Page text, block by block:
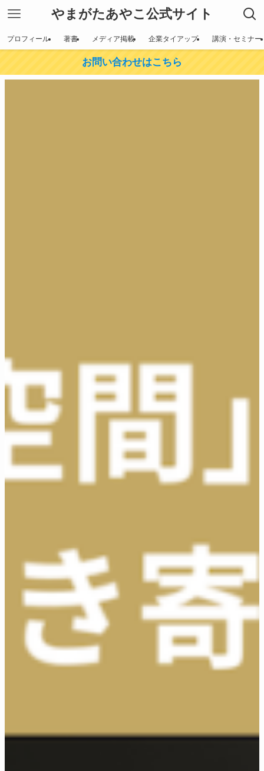
やまがたあやこ公式サイト
プロフィール 著書 メディア掲載 企業タイアップ 講演・セミナー
お問い合わせはこちら